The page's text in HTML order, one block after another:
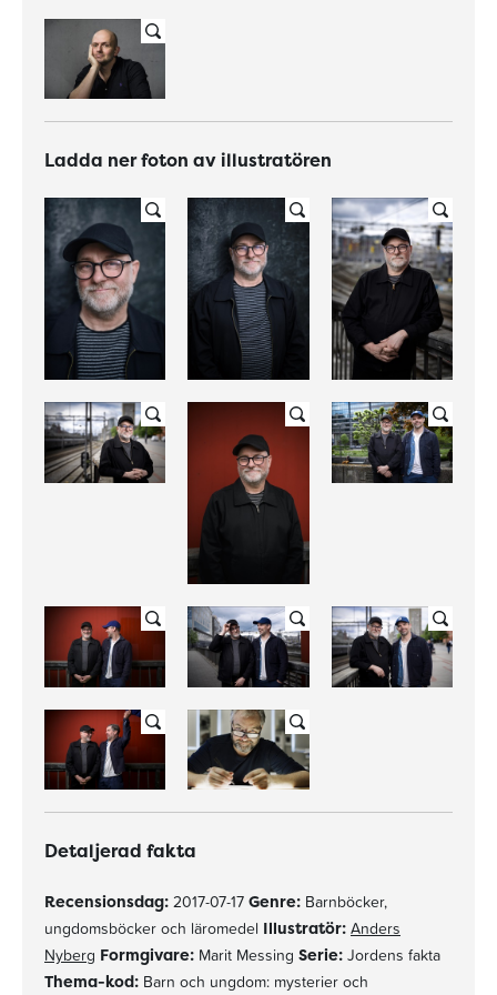
Ladda ner foton av illustratören
Detaljerad fakta
Recensionsdag: 2017-07-17 Genre: Barnböcker,
ungdomsböcker och läromedel Illustratör: Anders
Nyberg Formgivare: Marit Messing Serie: Jordens fakta
Thema-kod: Barn och ungdom: mysterier och